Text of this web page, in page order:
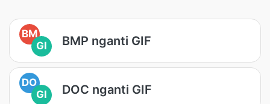
BM
GI
BMP nganti GIF
DO
GI
DOC nganti GIF